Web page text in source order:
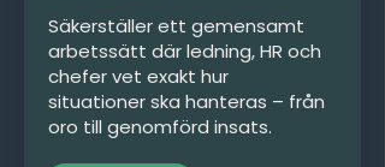
Säkerställer ett gemensamt
arbetssätt där ledning, HR och
chefer vet exakt hur
situationer ska hanteras – från
oro till genomförd insats.